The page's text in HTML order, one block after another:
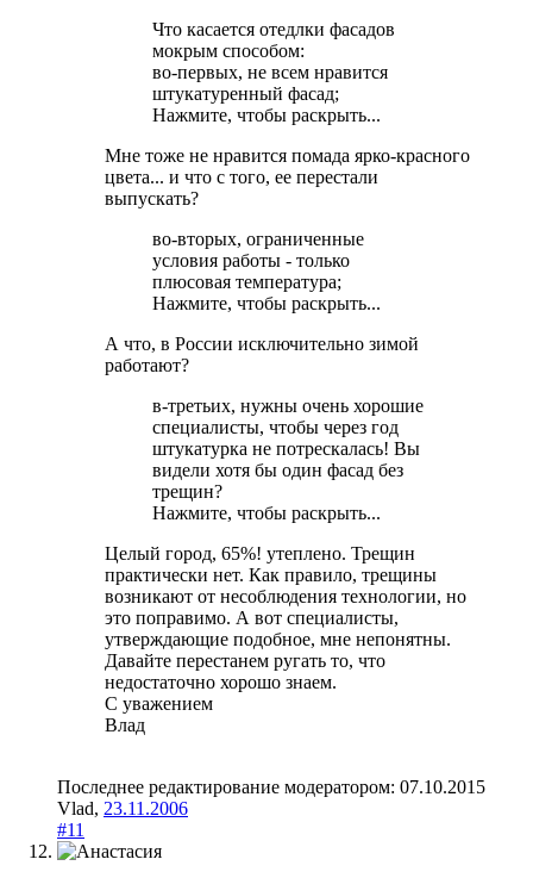
Что касается отедлки фасадов
мокрым способом:
во-первых, не всем нравится
штукатуренный фасад;
Нажмите, чтобы раскрыть...
Мне тоже не нравится помада ярко-красного
цвета... и что с того, ее перестали
выпускать?
во-вторых, ограниченные
условия работы - только
плюсовая температура;
Нажмите, чтобы раскрыть...
А что, в России исключительно зимой
работают?
в-третьих, нужны очень хорошие
специалисты, чтобы через год
штукатурка не потрескалась! Вы
видели хотя бы один фасад без
трещин?
Нажмите, чтобы раскрыть...
Целый город, 65%! утеплено. Трещин
практически нет. Как правило, трещины
возникают от несоблюдения технологии, но
это поправимо. А вот специалисты,
утверждающие подобное, мне непонятны.
Давайте перестанем ругать то, что
недостаточно хорошо знаем.
С уважением
Влад
Последнее редактирование модератором: 07.10.2015
Vlad, 23.11.2006
#11